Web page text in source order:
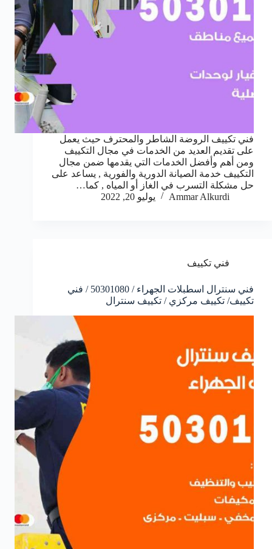
فني تكييف الروضة الشاطر والمحترف حيث يعمل
على تقديم العديد من الخدمات في مجال التكييف
ومن أهم وأفضل الخدمات التي يقدمها ضمن مجال
التكييف خدمة الصيانة الدورية والفورية , يساعد على
حل مشكلة التسرب في الغاز أو المياه , كما…
Ammar Alkurdi
يوليو 20, 2022
فني تكييف
فني سنترال اسطبلات الجهراء / 50301080 / فني
تكييف/ تكييف مركزي / تكييف سنترال